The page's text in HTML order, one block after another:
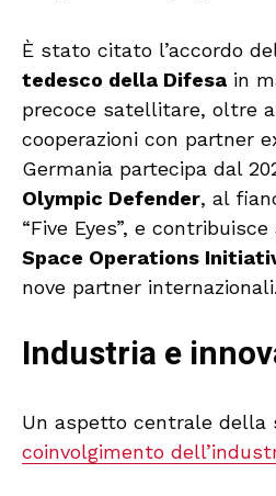
È stato citato l’accordo
tedesco della Difesa in
precoce satellitare, oltre
cooperazioni con partner
Germania partecipa dal
Olympic Defender, al
“Five Eyes”, e
Space Operations
nove partner internazionali.
Industria e
Un aspetto centrale della
coinvolgimento